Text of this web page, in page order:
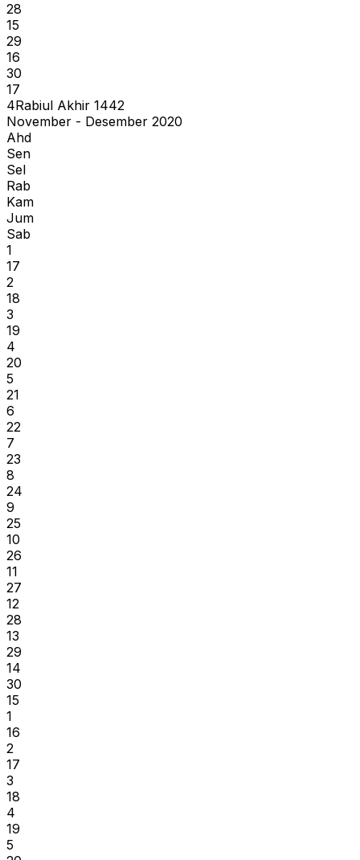
28
15
29
16
30
17
4Rabiul Akhir 1442
November - Desember 2020
Ahd
Sen
Sel
Rab
Kam
Jum
Sab
1
17
2
18
3
19
4
20
5
21
6
22
7
23
8
24
9
25
10
26
11
27
12
28
13
29
14
30
15
1
16
2
17
3
18
4
19
5